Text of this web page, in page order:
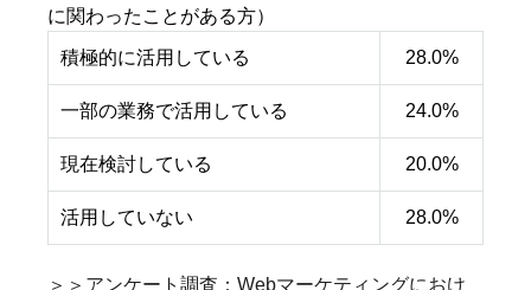
に関わったことがある方）
積極的に活用している 28.0%
一部の業務で活用している 24.0%
現在検討している 20.0%
活用していない 28.0%
＞＞アンケート調査：Webマーケティングにおけ